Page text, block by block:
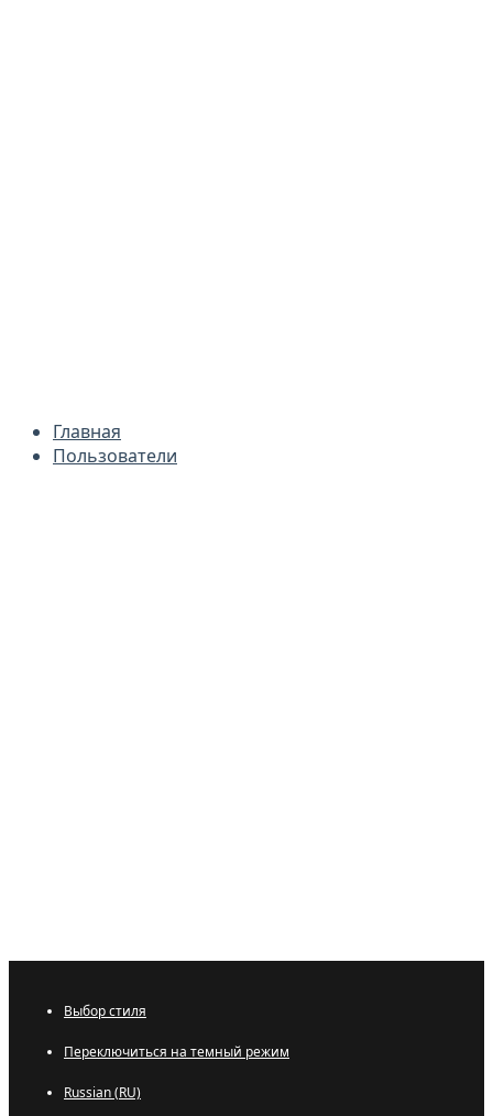
Главная
Пользователи
Выбор стиля
Переключиться на темный режим
Russian (RU)